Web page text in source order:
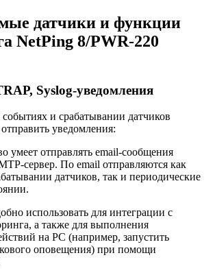
датчики и функции
NetPing 8/PWR-220
Syslog-уведомления
и срабатывании датчиков
уведомления:
умеет отправлять email-сообщения
сервер. По email отправляются как
датчиков, так и периодические
использовать для интеграции с
а также для выполнения
на PC (например, запустить
оповещения) при помощи